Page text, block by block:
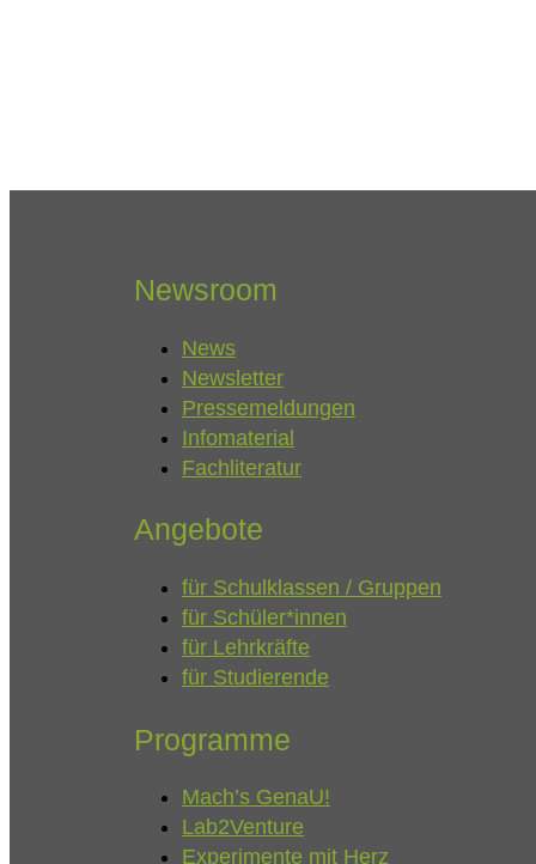
Newsroom
News
Newsletter
Pressemeldungen
Infomaterial
Fachliteratur
Angebote
für Schulklassen / Gruppen
für Schüler*innen
für Lehrkräfte
für Studierende
Programme
Mach’s GenaU!
Lab2Venture
Experimente mit Herz